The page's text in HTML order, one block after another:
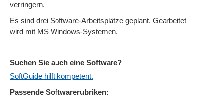
Suchen Sie auch eine Software?
SoftGuide hilft kompetent.
Passende Softwarerubriken:
verringern.
Es sind drei Software-Arbeitsplätze geplant. Gearbeitet
wird mit MS Windows-Systemen.